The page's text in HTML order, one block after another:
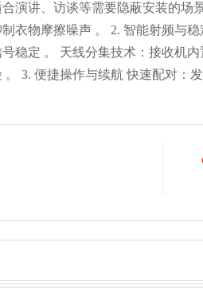
演讲、访谈等需要隐蔽安装的场
衣物摩擦噪声 。 2. 智能射频与
稳定 。 天线分集技术：接收机
。 3. 便捷操作与续航 快速配对：